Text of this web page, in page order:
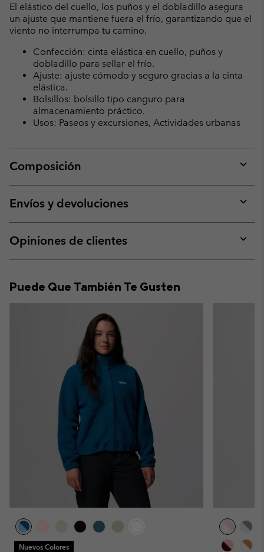
El elástico del cuello, los puños y el dobladillo asegura
un ajuste que mantiene fuera el frío, garantizando que el
viento no interrumpa tu camino.
Confección: cinta elástica en cuello, puños y
dobladillo para sellar el frío.
Ajuste: ajuste cómodo y seguro gracias a la cinta
elástica.
Bolsillos: bolsillo tipo canguro para
almacenamiento práctico.
Usos: Paseos y excursiones, Actividades urbanas
Composición
or
Envíos y devoluciones
or
Opiniones de clientes
or
Puede Que También Te Gusten
Nuevos Colores